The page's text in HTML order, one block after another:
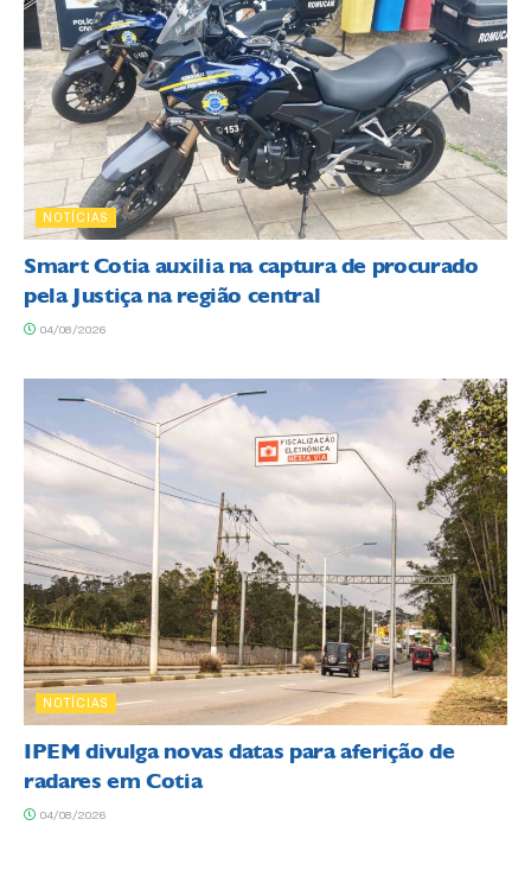
NOTÍCIAS
Smart Cotia auxilia na captura de procurado
pela Justiça na região central
04/08/2026
NOTÍCIAS
IPEM divulga novas datas para aferição de
radares em Cotia
04/08/2026